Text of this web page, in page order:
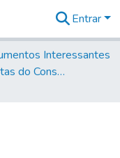
Entrar
Interessantes
Volume 86 - Atas do Conselho da Presidência da Província de São Paulo (1824-1829)